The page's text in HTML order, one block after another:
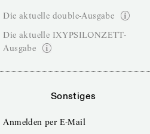
Die aktuelle double-Ausgabe
Die aktuelle IXYPSILONZETT-
Ausgabe
Sonstiges
Anmelden per E-Mail